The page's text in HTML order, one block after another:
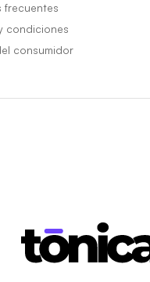
frecuentes
condiciones
consumidor